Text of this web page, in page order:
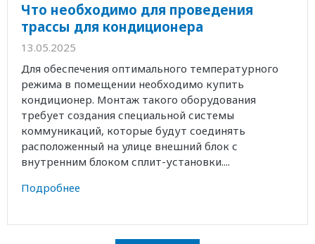
Что необходимо для проведения
трассы для кондиционера
13.05.2025
Для обеспечения оптимального температурного
режима в помещении необходимо купить
кондиционер. Монтаж такого оборудования
требует создания специальной системы
коммуникаций, которые будут соединять
расположенный на улице внешний блок с
внутренним блоком сплит-установки....
Подробнее